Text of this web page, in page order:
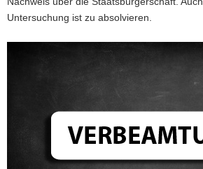
Untersuchung ist zu absolvieren.